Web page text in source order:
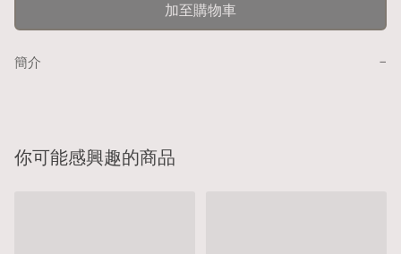
加至購物車
簡介 −
你可能感興趣的商品